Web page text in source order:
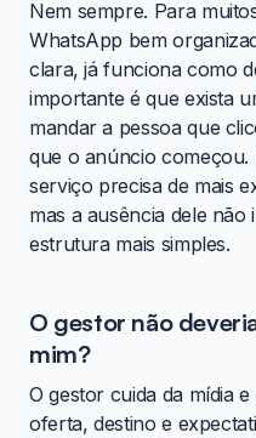
Nem sempre. Para
WhatsApp bem
clara, já funciona como
importante é que exista
mandar a pessoa que
que o anúncio começou.
serviço precisa de mais
mas a ausência dele
estrutura mais simples.
O gestor não
mim?
O gestor cuida da mídia
oferta, destino e